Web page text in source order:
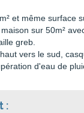
et même surface
sur 50m²
greb.
vers le sud,
d'eau de
: